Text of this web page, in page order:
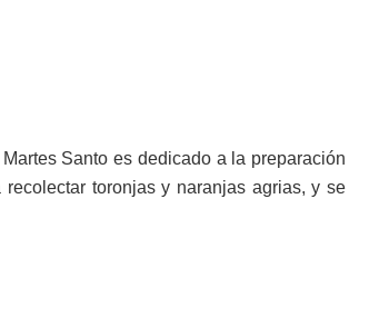
Santo es dedicado a la preparación
toronjas y naranjas agrias, y se